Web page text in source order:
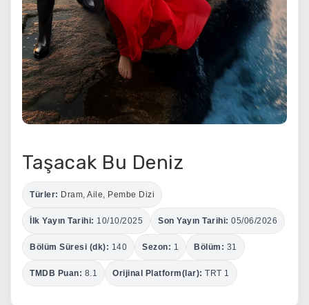
Taşacak Bu Deniz
Türler: Dram Aile Pembe Dizi
İlk Yayın Tarihi: 10/10/2025 Son Yayın Tarihi: 05/06/2026
Bölüm Süresi (dk): 140 Sezon: 1 Bölüm: 31
TMDB Puan: 8.1 Orijinal Platform(lar): TRT 1